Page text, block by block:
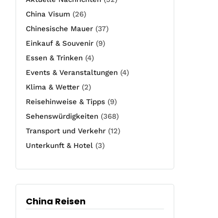
China Visum (26)
Chinesische Mauer (37)
Einkauf & Souvenir (9)
Essen & Trinken (4)
Events & Veranstaltungen (4)
Klima & Wetter (2)
Reisehinweise & Tipps (9)
Sehenswürdigkeiten (368)
Transport und Verkehr (12)
Unterkunft & Hotel (3)
China Reisen